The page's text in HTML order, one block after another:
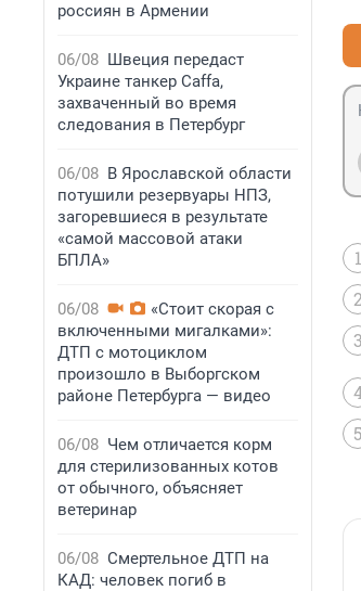
россиян в Армении
06/08 Швеция передаст
Украине танкер Caffa,
захваченный во время
следования в Петербург
06/08 В Ярославской области
потушили резервуары НПЗ,
загоревшиеся в результате
«самой массовой атаки
БПЛА»
06/08
«Стоит скорая с
включенными мигалками»:
ДТП с мотоциклом
произошло в Выборгском
районе Петербурга — видео
06/08 Чем отличается корм
для стерилизованных котов
от обычного, объясняет
ветеринар
06/08 Смертельное ДТП на
КАД: человек погиб в
1
2
3
5